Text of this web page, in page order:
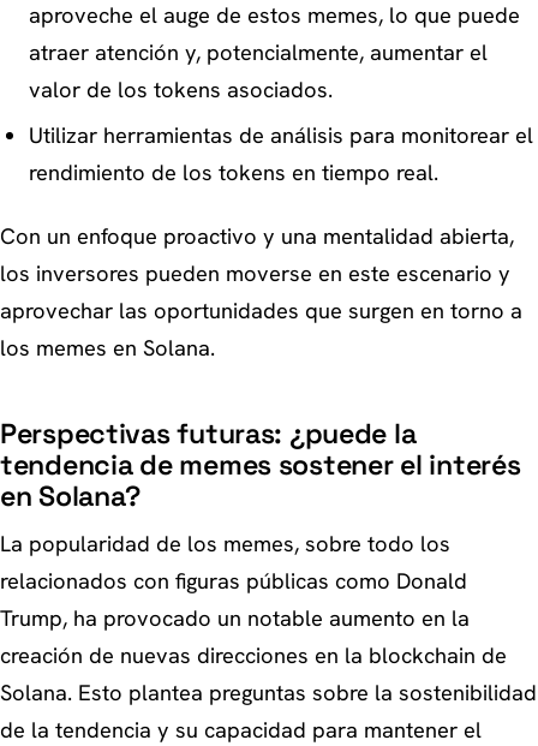
aproveche el auge de estos memes, lo que puede
atraer atención y, potencialmente, aumentar el
valor de los tokens asociados.
Utilizar herramientas de análisis para monitorear el
rendimiento de los tokens en tiempo real.
Con un enfoque proactivo y una mentalidad abierta,
los inversores pueden moverse en este escenario y
aprovechar las oportunidades que surgen en torno a
los memes en Solana.
Perspectivas futuras: ¿puede la
tendencia de memes sostener el interés
en Solana?
La popularidad de los memes, sobre todo los
relacionados con figuras públicas como Donald
Trump, ha provocado un notable aumento en la
creación de nuevas direcciones en la blockchain de
Solana. Esto plantea preguntas sobre la sostenibilidad
de la tendencia y su capacidad para mantener el